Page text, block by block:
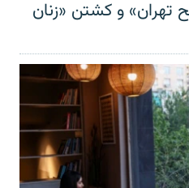
تهران» و کشتن «زنان